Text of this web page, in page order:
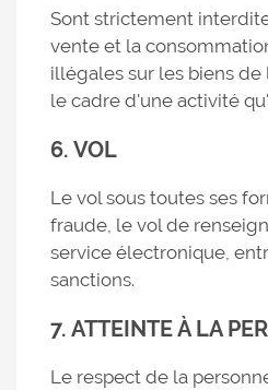
Sont strictement
vente et la
illégales sur les biens
le cadre d'une activité
6. VOL
Le vol sous toutes ses
fraude, le vol de
service électronique,
sanctions.
7. ATTEINTE À LA
Le respect de la